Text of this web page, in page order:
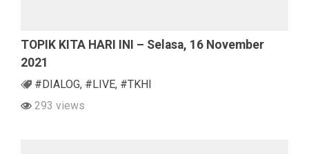
TOPIK KITA HARI INI – Selasa, 16 November
2021
#DIALOG, #LIVE, #TKHI
293 views